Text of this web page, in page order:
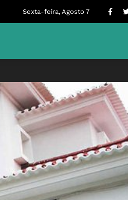
Sexta-feira, Agosto 7